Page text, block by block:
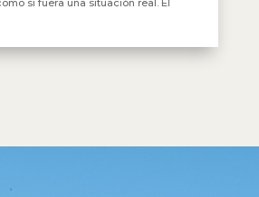
si fuera una situación real. El